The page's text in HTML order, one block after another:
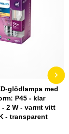
glödlampa med
P45 - klar
2 W - varmt vitt
- transparent